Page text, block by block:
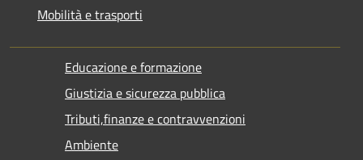
Mobilità e trasporti
Educazione e formazione
Giustizia e sicurezza pubblica
Tributi,finanze e contravvenzioni
Ambiente